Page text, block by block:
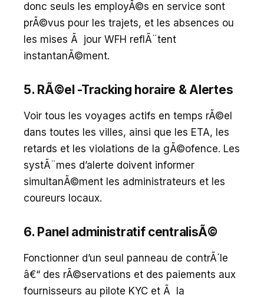
donc seuls les employÃ©s en service sont
prÃ©vus pour les trajets, et les absences ou
les mises Ã jour WFH reflÃ¨tent
instantanÃ©ment.
5. RÃ©el -Tracking horaire & Alertes
Voir tous les voyages actifs en temps rÃ©el
dans toutes les villes, ainsi que les ETA, les
retards et les violations de la gÃ©ofence. Les
systÃ¨mes d’alerte doivent informer
simultanÃ©ment les administrateurs et les
coureurs locaux.
6. Panel administratif centralisÃ©
Fonctionner d’un seul panneau de contrÃ´le
â€“ des rÃ©servations et des paiements aux
fournisseurs au pilote KYC et Ã la